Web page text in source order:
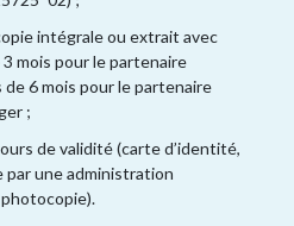
intégrale ou extrait avec
mois pour le partenaire
de 6 mois pour le partenaire
;
de validité (carte d’identité,
une administration